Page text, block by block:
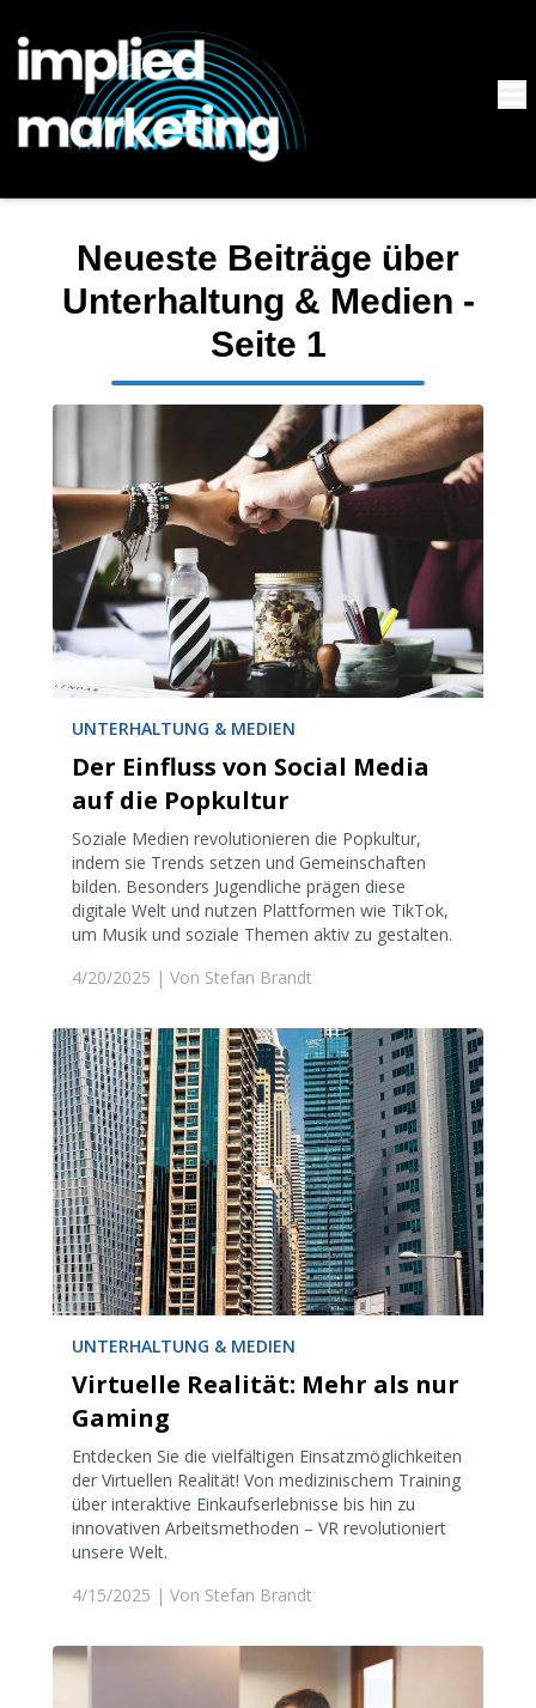
Neueste Beiträge über
Unterhaltung & Medien -
Seite 1
UNTERHALTUNG & MEDIEN
Der Einfluss von Social Media
auf die Popkultur
Soziale Medien revolutionieren die Popkultur,
indem sie Trends setzen und Gemeinschaften
bilden. Besonders Jugendliche prägen diese
digitale Welt und nutzen Plattformen wie TikTok,
um Musik und soziale Themen aktiv zu gestalten.
4/20/2025 | Von Stefan Brandt
UNTERHALTUNG & MEDIEN
Virtuelle Realität: Mehr als nur
Gaming
Entdecken Sie die vielfältigen Einsatzmöglichkeiten
der Virtuellen Realität! Von medizinischem Training
über interaktive Einkaufserlebnisse bis hin zu
innovativen Arbeitsmethoden – VR revolutioniert
unsere Welt.
4/15/2025 | Von Stefan Brandt